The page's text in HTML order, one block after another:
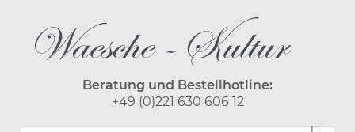
Beratung und Bestellhotline:
+49 (0)221 630 606 12